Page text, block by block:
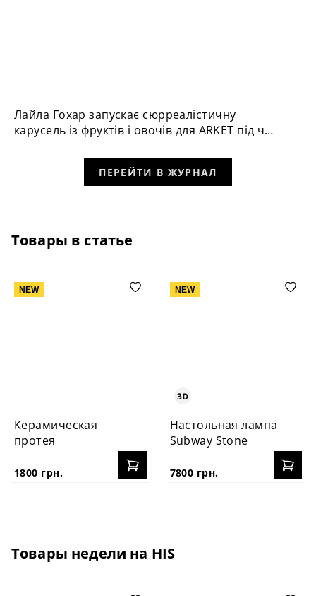
ДИЗАЙН У ПОДОРОЖАХ
Лайла Гохар запускає сюрреалістичну
карусель із фруктів і овочів для ARKET під час
ПЕРЕЙТИ В ЖУРНАЛ
Товары в статье
NEW
Керамическая
протея
1800 грн.
NEW
Настольная лампа
Subway Stone
7800 грн.
Товары недели на HIS